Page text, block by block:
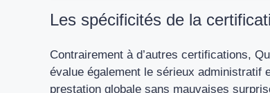
Les spécificités de la
Contrairement à d’autres certifications,
évalue également le sérieux administratif
prestation globale sans mauvaises